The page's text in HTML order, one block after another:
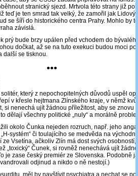
stranický sjezd. Mrtvola této strany již
teď je ten smrad tak velký, že zamořil jak Lidový
se šíří do historického centra Prahy. Mohlo by
závislá.
prý bude brzy upálen před vchodem do
dočkat, až se na tuto exekuci budou moci
další se tisknou.
●●●
který z nepochopitelných důvodů uspěl
v křesle hejtmana Zlínského kraje, v němž
si nenechá ujít žádnou příležitost, aby se znovu
dělají všechny politické „nuly“ a morálně
okolo Čunka nejeden rozruch, např. jeho
systém“ či toulajícího se medvěda na
Vsetína, ačkoliv Zlín má dost svých osobností,
„toxický“ Čunek, si rovněž nenechává ujít
je zase český premiér ze Slovenska. Podobně
odjinud a nikdo o ně nestojí.)